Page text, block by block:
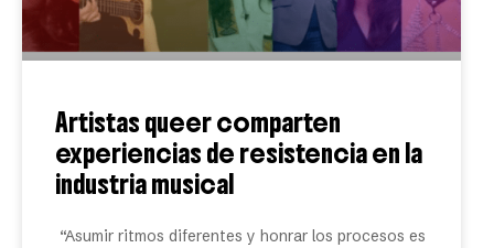
Artistas queer comparten
experiencias de resistencia en la
industria musical
“Asumir ritmos diferentes y honrar los procesos es